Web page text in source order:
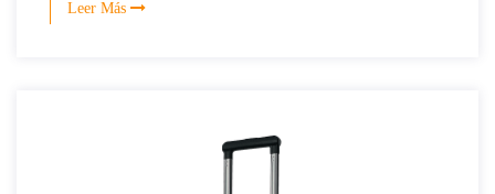
Leer Más